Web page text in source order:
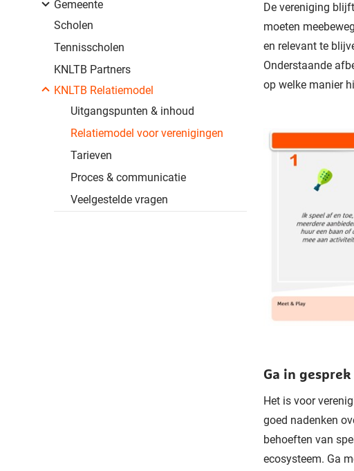
Gemeente
Scholen
Tennisscholen
KNLTB Partners
KNLTB Relatiemodel
Uitgangspunten & inhoud
Relatiemodel voor verenigingen
Tarieven
Proces & communicatie
Veelgestelde vragen
De vereniging
moeten
en relevant te
Onderstaande
op welke manier
Ga in
Het is voor
goed nadenken
behoeften van
ecosysteem. Ga